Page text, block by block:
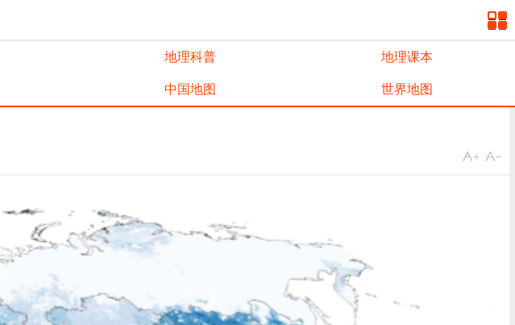
地理科普 地理课本
中国地图 世界地图